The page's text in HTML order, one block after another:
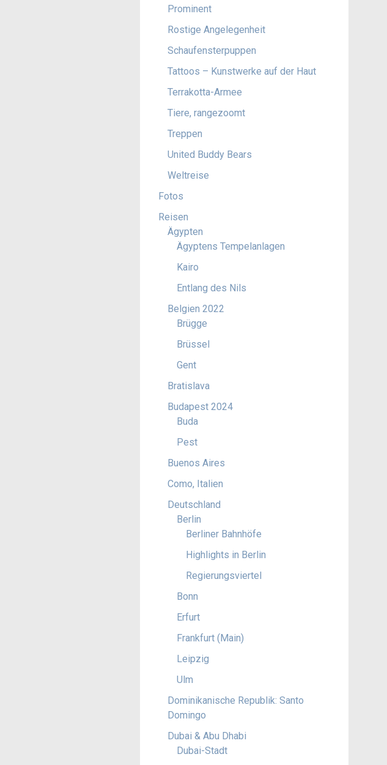
Prominent
Rostige Angelegenheit
Schaufensterpuppen
Tattoos – Kunstwerke auf der Haut
Terrakotta-Armee
Tiere, rangezoomt
Treppen
United Buddy Bears
Weltreise
Fotos
Reisen
Ägypten
Ägyptens Tempelanlagen
Kairo
Entlang des Nils
Belgien 2022
Brügge
Brüssel
Gent
Bratislava
Budapest 2024
Buda
Pest
Buenos Aires
Como, Italien
Deutschland
Berlin
Berliner Bahnhöfe
Highlights in Berlin
Regierungsviertel
Bonn
Erfurt
Frankfurt (Main)
Leipzig
Ulm
Dominikanische Republik: Santo
Domingo
Dubai & Abu Dhabi
Dubai-Stadt